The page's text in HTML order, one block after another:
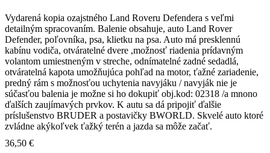
Vydarená kopia ozajstného Land Roveru Defendera s veľmi
detailným spracovaním. Balenie obsahuje, auto Land Rover
Defender, poľovníka, psa, klietku na psa. Auto má presklennú
kabínu vodiča, otváratelné dvere ,možnosť riadenia prídavným
volantom umiestneným v streche, odnímatelné zadné sedadlá,
otváratelná kapota umožňujúca pohľad na motor, ťažné zariadenie,
predný rám s možnosťou uchytenia navyjáku / navyják nie je
súčasťou balenia je možne si ho dokupiť obj.kod: 02318 /a mnono
ďalších zaujímavých prvkov. K autu sa dá pripojiť ďalšie
príslušenstvo BRUDER a postavičky BWORLD. Skvelé auto ktoré
zvládne akýkoľvek ťažký terén a jazda sa môže začať.
36,50 €